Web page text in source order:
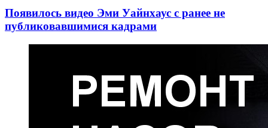
Появилось видео Эми Уайнхаус с ранее не
публиковавшимися кадрами